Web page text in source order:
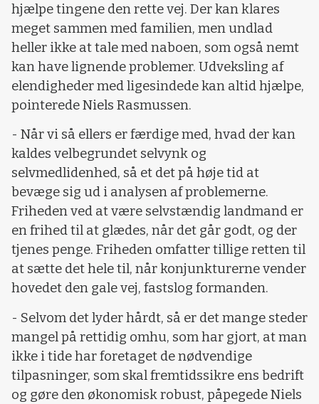
hjælpe tingene den rette vej. Der kan klares
meget sammen med familien, men undlad
heller ikke at tale med naboen, som også nemt
kan have lignende problemer. Udveksling af
elendigheder med ligesindede kan altid hjælpe,
pointerede Niels Rasmussen.
- Når vi så ellers er færdige med, hvad der kan
kaldes velbegrundet selvynk og
selvmedlidenhed, så et det på høje tid at
bevæge sig ud i analysen af problemerne.
Friheden ved at være selvstændig landmand er
en frihed til at glædes, når det går godt, og der
tjenes penge. Friheden omfatter tillige retten til
at sætte det hele til, når konjunkturerne vender
hovedet den gale vej, fastslog formanden.
- Selvom det lyder hårdt, så er det mange steder
mangel på rettidig omhu, som har gjort, at man
ikke i tide har foretaget de nødvendige
tilpasninger, som skal fremtidssikre ens bedrift
og gøre den økonomisk robust, påpegede Niels